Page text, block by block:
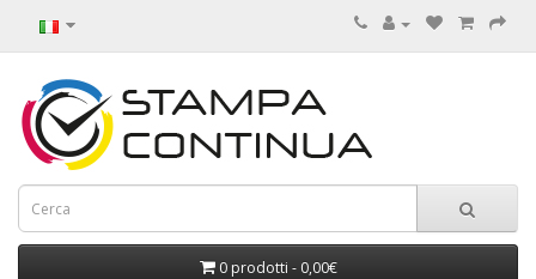
0 prodotti - 0,00€